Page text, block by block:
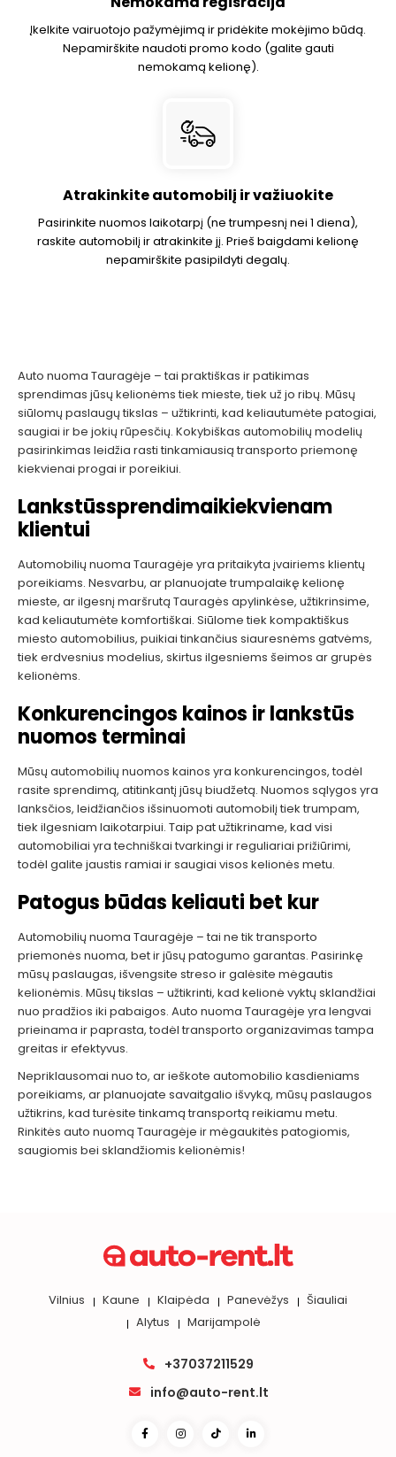
Įkelkite vairuotojo pažymėjimą ir pridėkite mokėjimo būdą.
Nepamirškite naudoti promo kodo (galite gauti
nemokamą kelionę).
Atrakinkite automobilį ir važiuokite
Pasirinkite nuomos laikotarpį (ne trumpesnį nei 1 diena),
raskite automobilį ir atrakinkite jį. Prieš baigdami kelionę
nepamirškite pasipildyti degalų.
Auto nuoma Tauragėje – tai praktiškas ir patikimas
sprendimas jūsų kelionėms tiek mieste, tiek už jo ribų. Mūsų
siūlomų paslaugų tikslas – užtikrinti, kad keliautumėte patogiai,
saugiai ir be jokių rūpesčių. Kokybiškas automobilių modelių
pasirinkimas leidžia rasti tinkamiausią transporto priemonę
kiekvienai progai ir poreikiui.
Lankstūssprendimaikiekvienam
klientui
Automobilių nuoma Tauragėje yra pritaikyta įvairiems klientų
poreikiams. Nesvarbu, ar planuojate trumpalaikę kelionę
mieste, ar ilgesnį maršrutą Tauragės apylinkėse, užtikrinsime,
kad keliautumėte komfortiškai. Siūlome tiek kompaktiškus
miesto automobilius, puikiai tinkančius siauresnėms gatvėms,
tiek erdvesnius modelius, skirtus ilgesniems šeimos ar grupės
kelionėms.
Konkurencingos kainos ir lankstūs
nuomos terminai
Mūsų automobilių nuomos kainos yra konkurencingos, todėl
rasite sprendimą, atitinkantį jūsų biudžetą. Nuomos sąlygos yra
lanksčios, leidžiančios išsinuomoti automobilį tiek trumpam,
tiek ilgesniam laikotarpiui. Taip pat užtikriname, kad visi
automobiliai yra techniškai tvarkingi ir reguliariai prižiūrimi,
todėl galite jaustis ramiai ir saugiai visos kelionės metu.
Patogus būdas keliauti bet kur
Automobilių nuoma Tauragėje – tai ne tik transporto
priemonės nuoma, bet ir jūsų patogumo garantas. Pasirinkę
mūsų paslaugas, išvengsite streso ir galėsite mėgautis
kelionėmis. Mūsų tikslas – užtikrinti, kad kelionė vyktų sklandžiai
nuo pradžios iki pabaigos. Auto nuoma Tauragėje yra lengvai
prieinama ir paprasta, todėl transporto organizavimas tampa
greitas ir efektyvus.
Nepriklausomai nuo to, ar ieškote automobilio kasdieniams
poreikiams, ar planuojate savaitgalio išvyką, mūsų paslaugos
užtikrins, kad turėsite tinkamą transportą reikiamu metu.
Rinkitės auto nuomą Tauragėje ir mėgaukitės patogiomis,
saugiomis bei sklandžiomis kelionėmis!
Vilnius Kaune Klaipėda Panevėžys
Šiauliai
Alytus
Marijampolė
+37037211529
info@auto-rent.lt